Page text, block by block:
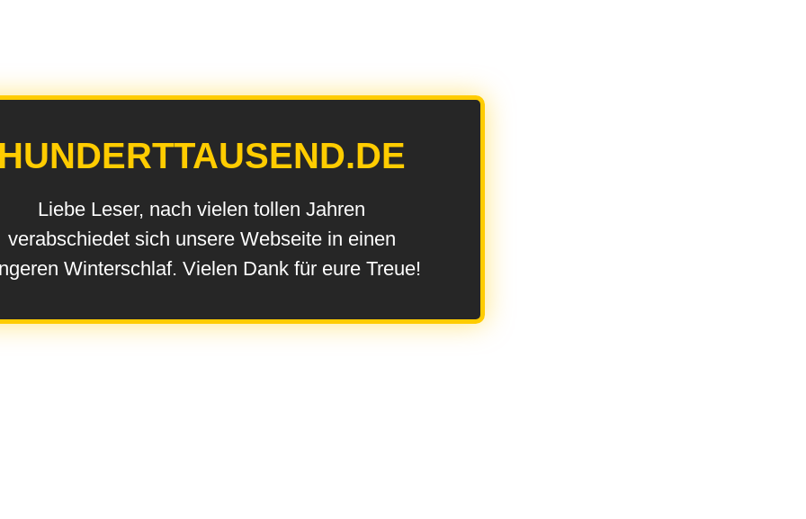
Liebe Leser, nach vielen tollen Jahren
verabschiedet sich unsere Webseite in einen
Winterschlaf. Vielen Dank für eure Treue!